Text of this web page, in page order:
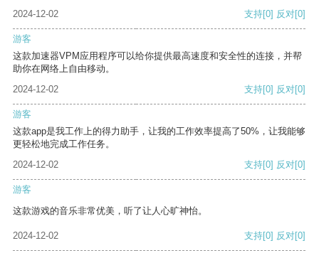
2024-12-02 支持[0] 反对[0]
游客
这款加速器VPM应用程序可以给你提供最高速度和安全性的连接，并帮
助你在网络上自由移动。
2024-12-02
支持[0] 反对[0]
游客
这款app是我工作上的得力助手，让我的工作效率提高了50%，让我能够
更轻松地完成工作任务。
2024-12-02
支持[0] 反对[0]
游客
这款游戏的音乐非常优美，听了让人心旷神怡。
2024-12-02 支持[0] 反对[0]